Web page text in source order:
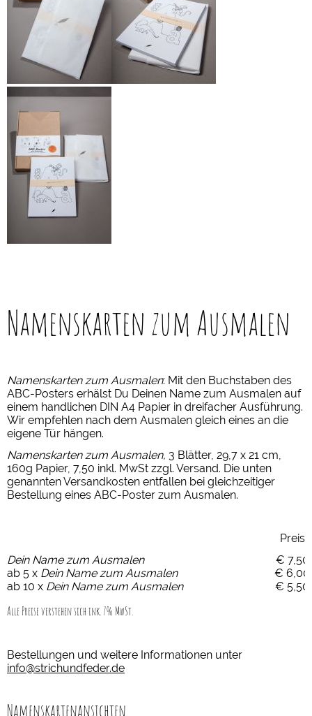
Namenskarten zum Ausmalen
Namenskarten zum Ausmalen: Mit den Buchstaben des
ABC-Posters erhälst Du Deinen Name zum Ausmalen auf
einem handlichen DIN A4 Papier in dreifacher Ausführung.
Wir empfehlen nach dem Ausmalen gleich eines an die
eigene Tür hängen.
Namenskarten zum Ausmalen, 3 Blätter, 29,7 x 21 cm,
160g Papier, 7,50 inkl. MwSt zzgl. Versand. Die unten
genannten Versandkosten entfallen bei gleichzeitiger
Bestellung eines ABC-Poster zum Ausmalen.
Preis
Dein Name zum Ausmalen
€ 7,50
ab 5 x Dein Name zum Ausmalen
€ 6,00
ab 10 x Dein Name zum Ausmalen € 5,50
Alle Preise verstehen sich ink. 7% MwSt.
Bestellungen und weitere Informationen unter
info@strichundfeder.de
Namenskartenansichten